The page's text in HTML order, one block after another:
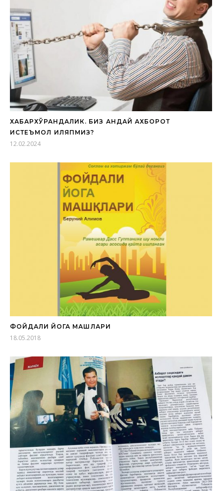
ХАБАРХЎРАНДАЛИК. БИЗ ҚАНДАЙ АХБОРОТ
ИСТЕЪМОЛ ҚИЛЯПМИЗ?
12.02.2024
ФОЙДАЛИ ЙОГА МАШҚЛАРИ
18.05.2018